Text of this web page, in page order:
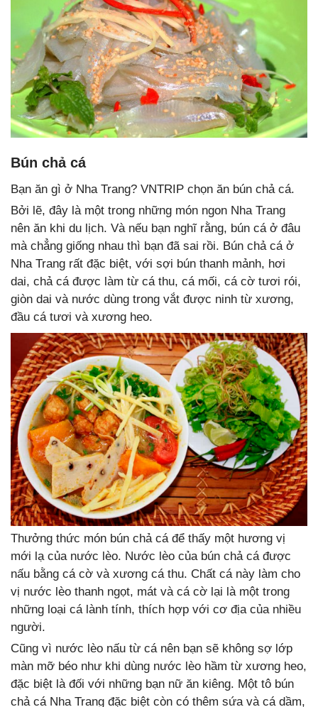
Bún chả cá
Bạn ăn gì ở Nha Trang? VNTRIP chọn ăn bún chả cá.
Bởi lẽ, đây là một trong những món ngon Nha Trang
nên ăn khi du lịch. Và nếu bạn nghĩ rằng, bún cá ở đâu
mà chẳng giống nhau thì bạn đã sai rồi. Bún chả cá ở
Nha Trang rất đặc biệt, với sợi bún thanh mảnh, hơi
dai, chả cá được làm từ cá thu, cá mối, cá cờ tươi rói,
giòn dai và nước dùng trong vắt được ninh từ xương,
đầu cá tươi và xương heo.
Thưởng thức món bún chả cá để thấy một hương vị
mới lạ của nước lèo. Nước lèo của bún chả cá được
nấu bằng cá cờ và xương cá thu. Chất cá này làm cho
vị nước lèo thanh ngọt, mát và cá cờ lại là một trong
những loại cá lành tính, thích hợp với cơ địa của nhiều
người.
Cũng vì nước lèo nấu từ cá nên bạn sẽ không sợ lớp
màn mỡ béo như khi dùng nước lèo hầm từ xương heo,
đặc biệt là đối với những bạn nữ ăn kiêng. Một tô bún
chả cá Nha Trang đặc biệt còn có thêm sứa và cá dầm,